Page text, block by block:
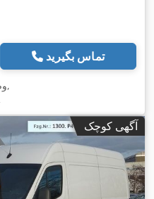
تماس بگیرید
,
آگهی کوچک